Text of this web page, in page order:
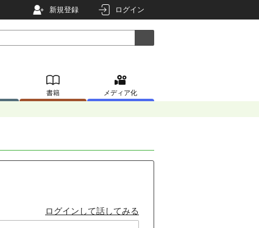
新規登録 ログイン
書籍 メディア化
ログインして話してみる